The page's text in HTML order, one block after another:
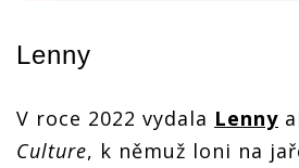
Lenny
V roce 2022 vydala Lenny
Culture, k němuž loni na